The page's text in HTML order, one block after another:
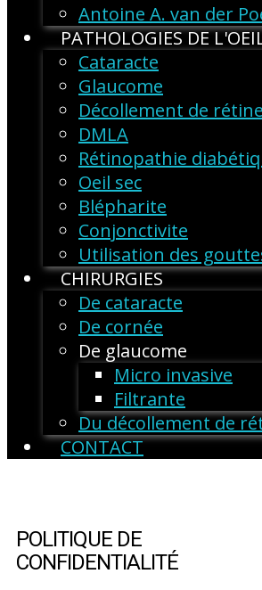
Antoine A. van der
PATHOLOGIES DE
Cataracte
Glaucome
Décollement de rétine
DMLA
Rétinopathie
Oeil sec
Blépharite
Conjonctivite
Utilisation des
CHIRURGIES
De cataracte
De cornée
De glaucome
Micro invasive
Filtrante
Du décollement de
CONTACT
POLITIQUE DE
CONFIDENTIALITÉ